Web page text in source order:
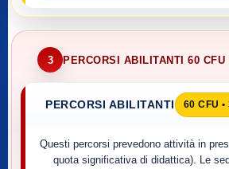
3 PERCORSI ABILITANTI 60
PERCORSI ABILITANTI 60 CFU
Questi percorsi prevedono attività in
quota significativa di didattica). Le